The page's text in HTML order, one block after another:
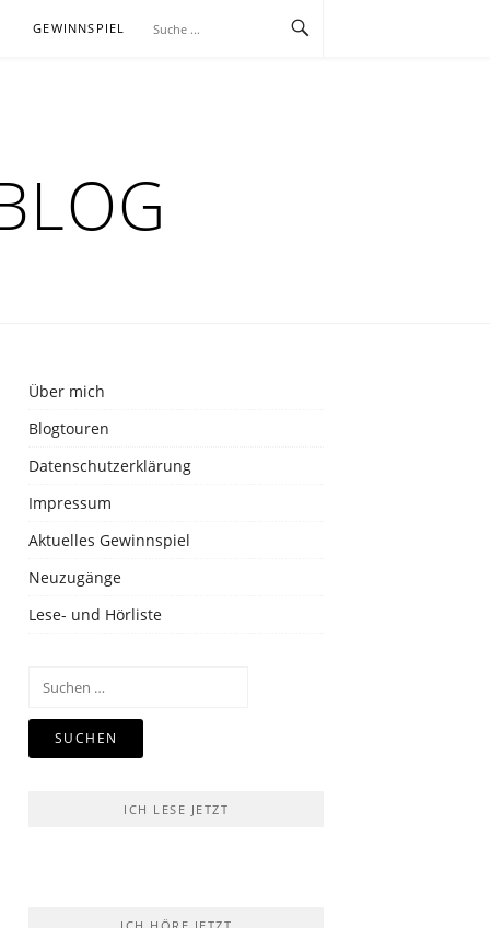
GEWINNSPIEL
Über mich
Blogtouren
Datenschutzerklärung
Impressum
Aktuelles Gewinnspiel
Neuzugänge
Lese- und Hörliste
Suchen
ICH LESE JETZT